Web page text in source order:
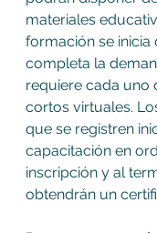
materiales
formación se inicia
completa la
requiere cada uno
cortos virtuales.
que se registren
capacitación en
inscripción y al
obtendrán un